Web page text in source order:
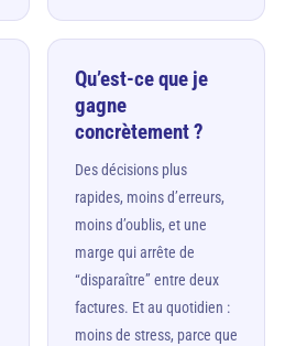
Qu’est-ce que je
gagne
concrètement ?
Des décisions plus
rapides, moins d’erreurs,
moins d’oublis, et une
marge qui arrête de
“disparaître” entre deux
factures. Et au quotidien :
moins de stress, parce que